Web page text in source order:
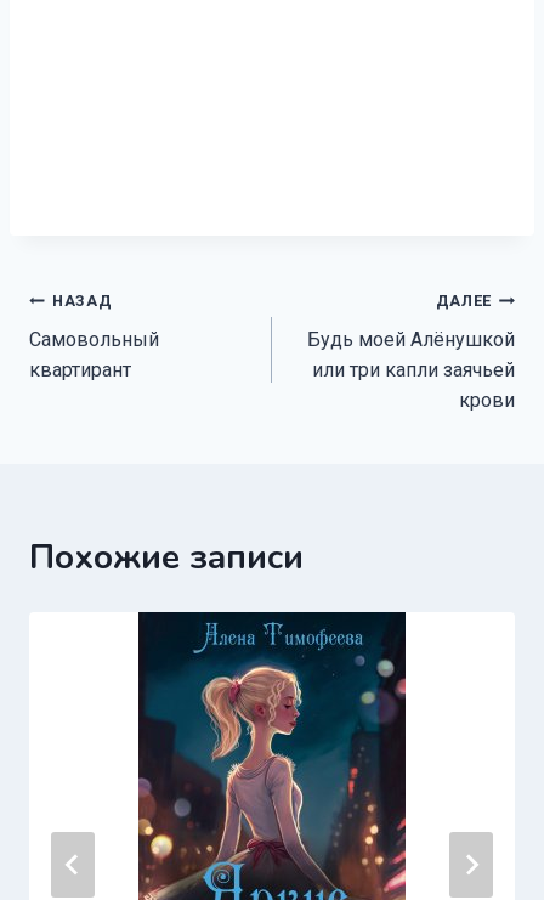
Навигация
по
НАЗАД
Самовольный
квартирант
ДАЛЕЕ
Будь моей Алёнушкой
или три капли заячьей
крови
Похожие записи